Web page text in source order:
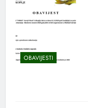
OBAVIJESTI